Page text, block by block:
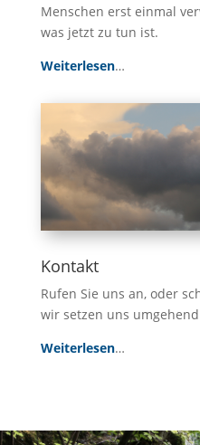
Menschen erst einmal
was jetzt zu tun ist.
Weiterlesen…
Kontakt
Rufen Sie uns an, oder
wir setzen uns
Weiterlesen…